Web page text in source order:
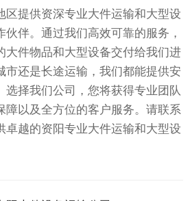
提供资深专业大件运输和大型设
伴。通过我们高效可靠的服务，
大件物品和大型设备交付给我们进
市还是长途运输，我们都能提供安
选择我们公司，您将获得专业团队
障以及全方位的客户服务。请联系
卓越的资阳专业大件运输和大型设